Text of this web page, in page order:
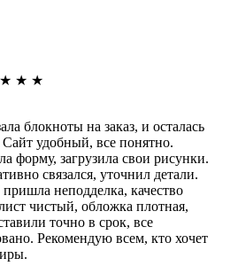
★ ★ ★
блокноты на заказ, и осталась
Сайт удобный, все понятно.
форму, загрузила свои рисунки.
связался, уточнил детали.
неподделка, качество
чистый, обложка плотная,
точно в срок, все
Рекомендую всем, кто хочет